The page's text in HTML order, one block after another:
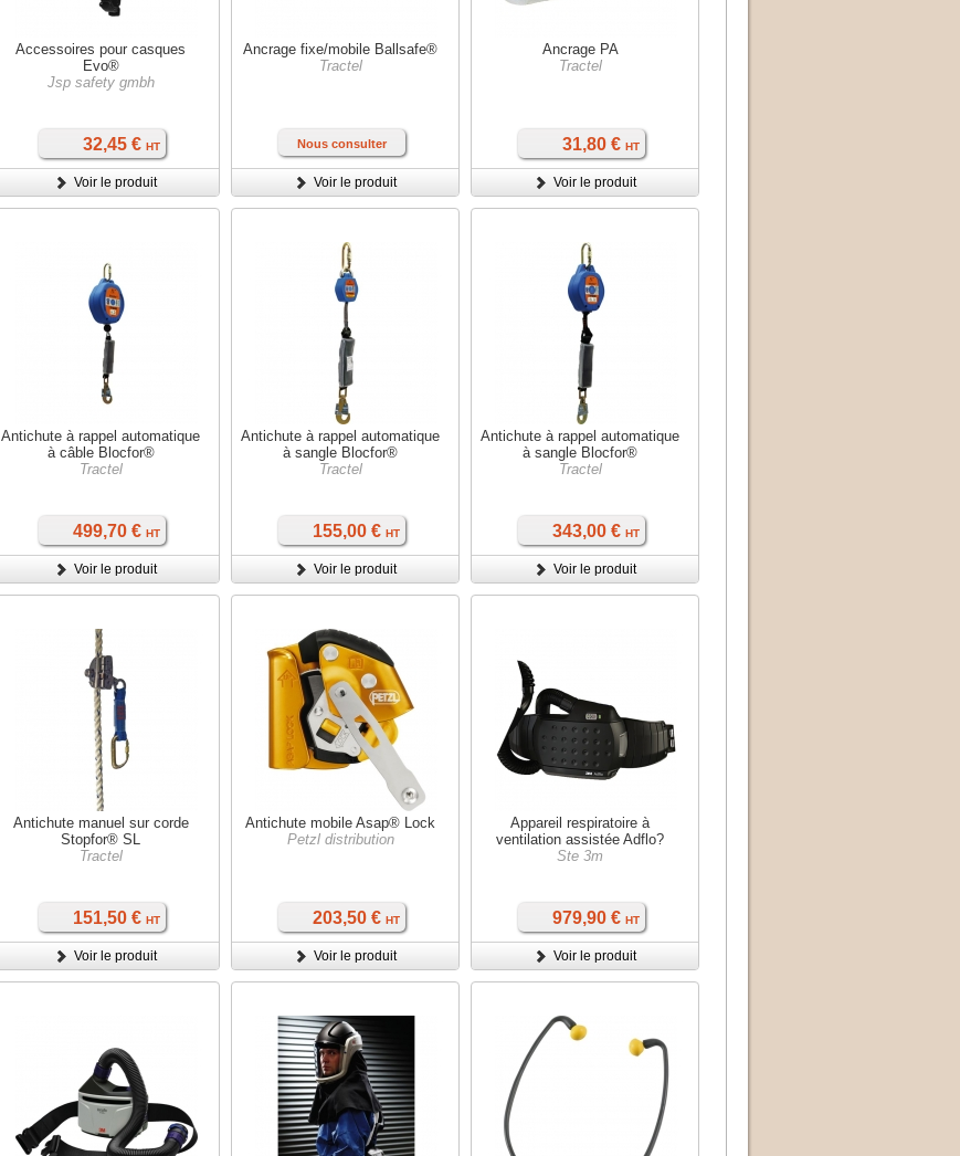
Accessoires pour casques
Evo®
Jsp safety gmbh
32,45 € HT
Voir le produit
Ancrage fixe/mobile Ballsafe®
Tractel
Nous consulter
Voir le produit
Ancrage PA
Tractel
31,80 € HT
Voir le produit
Antichute à rappel automatique
à câble Blocfor®
Tractel
499,70 € HT
Voir le produit
Antichute à rappel automatique
à sangle Blocfor®
Tractel
155,00 € HT
Voir le produit
Antichute à rappel automatique
à sangle Blocfor®
Tractel
343,00 € HT
Voir le produit
Antichute manuel sur corde
Stopfor® SL
Tractel
151,50 € HT
Voir le produit
Antichute mobile Asap® Lock
Petzl distribution
203,50 € HT
Voir le produit
Appareil respiratoire à
ventilation assistée Adflo?
Ste 3m
979,90 € HT
Voir le produit